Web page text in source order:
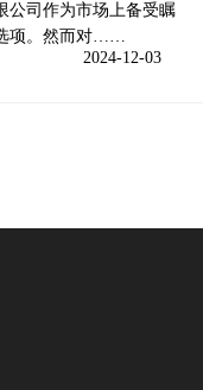
公司作为市场上备受瞩
项。然而对……
2024-12-03